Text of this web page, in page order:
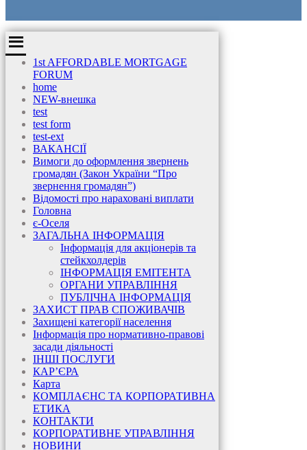
1st AFFORDABLE MORTGAGE
FORUM
home
NEW-внешка
test
test form
test-ext
ВАКАНСІЇ
Вимоги до оформлення звернень
громадян (Закон України “Про
звернення громадян”)
Відомості про нараховані виплати
Головна
є-Оселя
ЗАГАЛЬНА ІНФОРМАЦІЯ
Інформація для акціонерів та
стейкхолдерів
ІНФОРМАЦІЯ ЕМІТЕНТА
ОРГАНИ УПРАВЛІННЯ
ПУБЛІЧНА ІНФОРМАЦІЯ
ЗАХИСТ ПРАВ СПОЖИВАЧІВ
Захищені категорії населення
Інформація про нормативно-правові
засади діяльності
ІНШІ ПОСЛУГИ
КАР’ЄРА
Карта
КОМПЛАЄНС ТА КОРПОРАТИВНА
ЕТИКА
КОНТАКТИ
КОРПОРАТИВНЕ УПРАВЛІННЯ
НОВИНИ